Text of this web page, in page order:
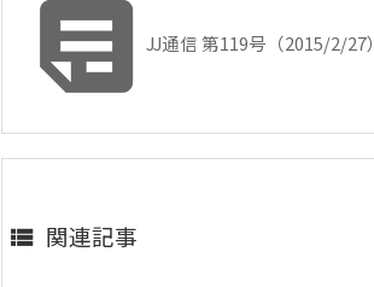
JJ通信 第119号（2015/2/27）
 関連記事